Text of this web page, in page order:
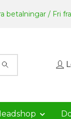
betalningar / Fri